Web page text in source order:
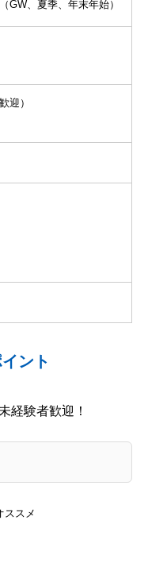
GW、夏季、年末年始）
迎）
ント
経験者歓迎！
ススメ